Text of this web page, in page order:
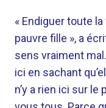
« Endiguer toute
pauvre fille », a
sens vraiment
ici en sachant
n’y a rien ici sur le